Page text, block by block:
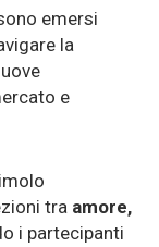
emersi
la
e
tra amore,
i partecipanti